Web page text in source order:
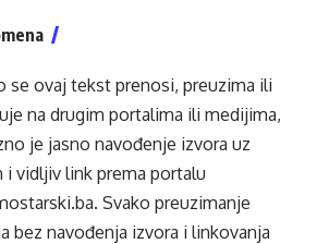
se ovaj tekst prenosi, preuzima ili
na drugim portalima ili medijima,
je jasno navođenje izvora uz
i vidljiv link prema portalu
. Svako preuzimanje
bez navođenja izvora i linkovanja